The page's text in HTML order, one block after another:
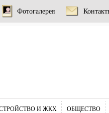
Фотогалерея
И ЖКХ ОБЩЕСТВО